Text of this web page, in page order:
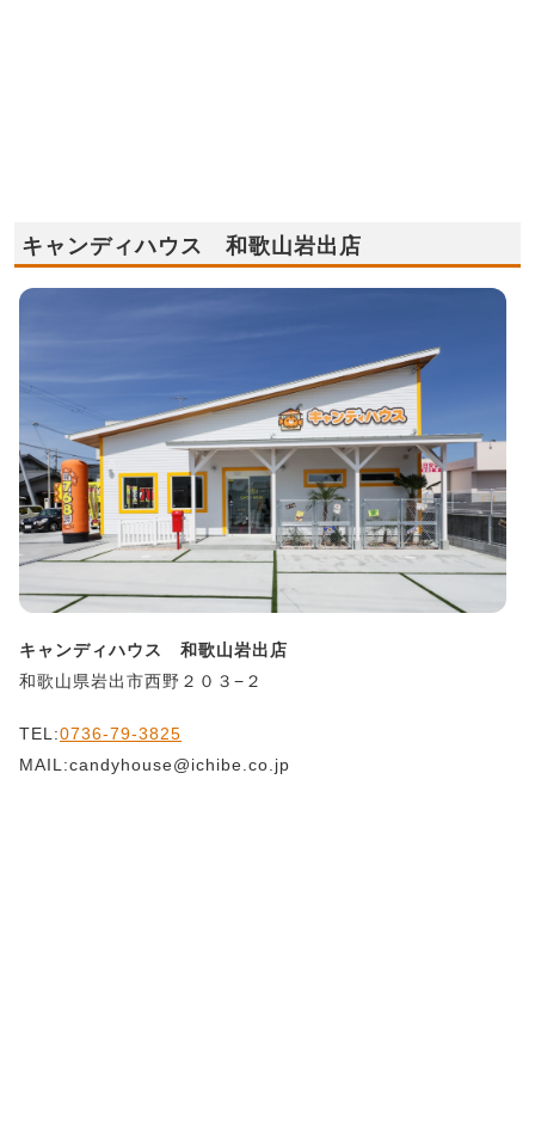
キャンディハウス 和歌山岩出店
キャンディハウス 和歌山岩出店
和歌山県岩出市西野２０３−２
TEL:0736-79-3825
MAIL:candyhouse@ichibe.co.jp